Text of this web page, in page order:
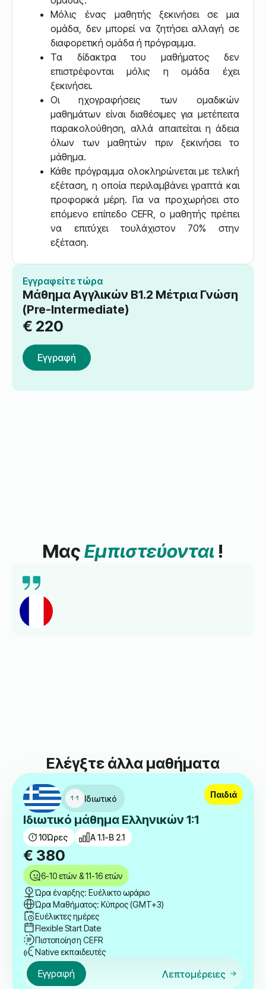
Μόλις ένας μαθητής ξεκινήσει σε μια
ομάδα, δεν μπορεί να ζητήσει αλλαγή σε
διαφορετική ομάδα ή πρόγραμμα.
Τα δίδακτρα του μαθήματος δεν
επιστρέφονται μόλις η ομάδα έχει
ξεκινήσει.
Οι ηχογραφήσεις των ομαδικών
μαθημάτων είναι διαθέσιμες για μετέπειτα
παρακολούθηση, αλλά απαιτείται η άδεια
όλων των μαθητών πριν ξεκινήσει το
μάθημα.
Κάθε πρόγραμμα ολοκληρώνεται με τελική
εξέταση, η οποία περιλαμβάνει γραπτά και
προφορικά μέρη. Για να προχωρήσει στο
επόμενο επίπεδο CEFR, ο μαθητής πρέπει
να επιτύχει τουλάχιστον 70% στην
εξέταση.
Εγγραφείτε τώρα
Μάθημα Αγγλικών B1.2 Μέτρια Γνώση
(Pre-Intermediate)
€ 220
Εγγραφή
ΜαςΕμπιστεύονται !
Ελέγξτε άλλα μαθήματα
Ιδιωτικό
Ιδιωτικό μάθημα Ελληνικών 1:1
10Ώρες A 1.1-B 2.1
Παιδιά
€ 380
6-10 ετών & 11-16 ετών
Ώρα έναρξης: Ευέλικτο ωράριο
Ώρα Μαθήματος: Κύπρος (GMT+3)
Ευέλικτες ημέρες
Flexible Start Date
Πιστοποίηση CEFR
Native εκπαιδευτές
Εγγραφή Λεπτομέρειες